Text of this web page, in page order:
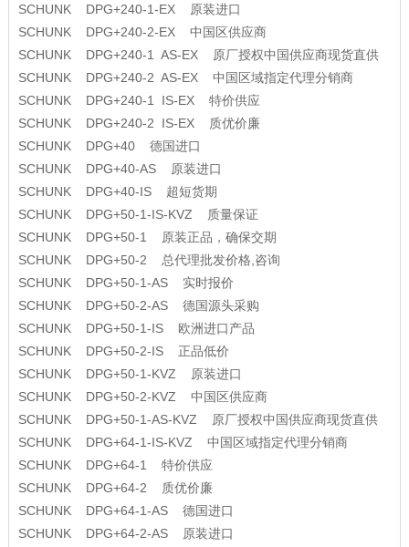
SCHUNK DPG+240-1-EX 原装进口
SCHUNK DPG+240-2-EX 中国区供应商
SCHUNK DPG+240-1 AS-EX 原厂授权中国供应商现货直供
SCHUNK DPG+240-2 AS-EX 中国区域指定代理分销商
SCHUNK DPG+240-1 IS-EX 特价供应
SCHUNK DPG+240-2 IS-EX 质优价廉
SCHUNK DPG+40 德国进口
SCHUNK DPG+40-AS 原装进口
SCHUNK DPG+40-IS 超短货期
SCHUNK DPG+50-1-IS-KVZ 质量保证
SCHUNK DPG+50-1 原装正品，确保交期
SCHUNK DPG+50-2 总代理批发价格,咨询
SCHUNK DPG+50-1-AS 实时报价
SCHUNK DPG+50-2-AS 德国源头采购
SCHUNK DPG+50-1-IS 欧洲进口产品
SCHUNK DPG+50-2-IS 正品低价
SCHUNK DPG+50-1-KVZ 原装进口
SCHUNK DPG+50-2-KVZ 中国区供应商
SCHUNK DPG+50-1-AS-KVZ 原厂授权中国供应商现货直供
SCHUNK DPG+64-1-IS-KVZ 中国区域指定代理分销商
SCHUNK DPG+64-1 特价供应
SCHUNK DPG+64-2 质优价廉
SCHUNK DPG+64-1-AS 德国进口
SCHUNK DPG+64-2-AS 原装进口